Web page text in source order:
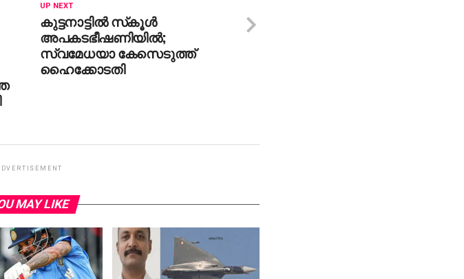
UP NEXT
കുട്ടനാട്ടില്‍ സ്‌കൂള്‍
അപകടഭീഷണിയില്‍;
സ്വമേധയാ കേസെടുത്ത്
ഹൈക്കോടതി
MAY LIKE